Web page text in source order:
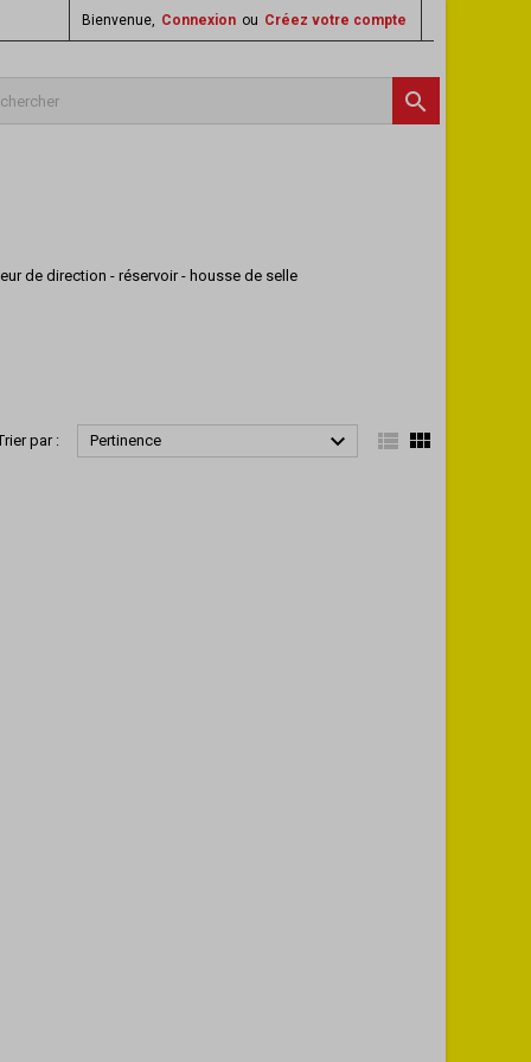
Bienvenue, Connexion ou Créez votre compte

de direction - réservoir - housse de selle
par : Pertinence   